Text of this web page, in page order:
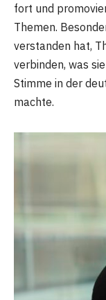
fort und
Themen.
verstanden hat,
verbinden, was
Stimme in der
machte.